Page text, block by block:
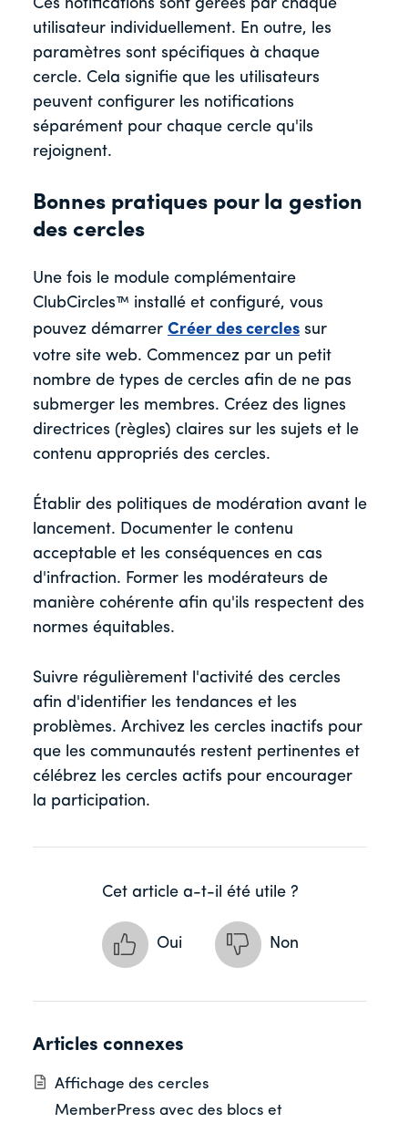
Ces notifications sont gérées par chaque
utilisateur individuellement. En outre, les
paramètres sont spécifiques à chaque
cercle. Cela signifie que les utilisateurs
peuvent configurer les notifications
séparément pour chaque cercle qu'ils
rejoignent.
Bonnes pratiques pour la gestion
des cercles
Une fois le module complémentaire
ClubCircles™ installé et configuré, vous
pouvez démarrer Créer des cercles sur
votre site web. Commencez par un petit
nombre de types de cercles afin de ne pas
submerger les membres. Créez des lignes
directrices (règles) claires sur les sujets et le
contenu appropriés des cercles.
Établir des politiques de modération avant le
lancement. Documenter le contenu
acceptable et les conséquences en cas
d'infraction. Former les modérateurs de
manière cohérente afin qu'ils respectent des
normes équitables.
Suivre régulièrement l'activité des cercles
afin d'identifier les tendances et les
problèmes. Archivez les cercles inactifs pour
que les communautés restent pertinentes et
célébrez les cercles actifs pour encourager
la participation.
Cet article a-t-il été utile ?
Oui Non
Articles connexes
Affichage des cercles
MemberPress avec des blocs et